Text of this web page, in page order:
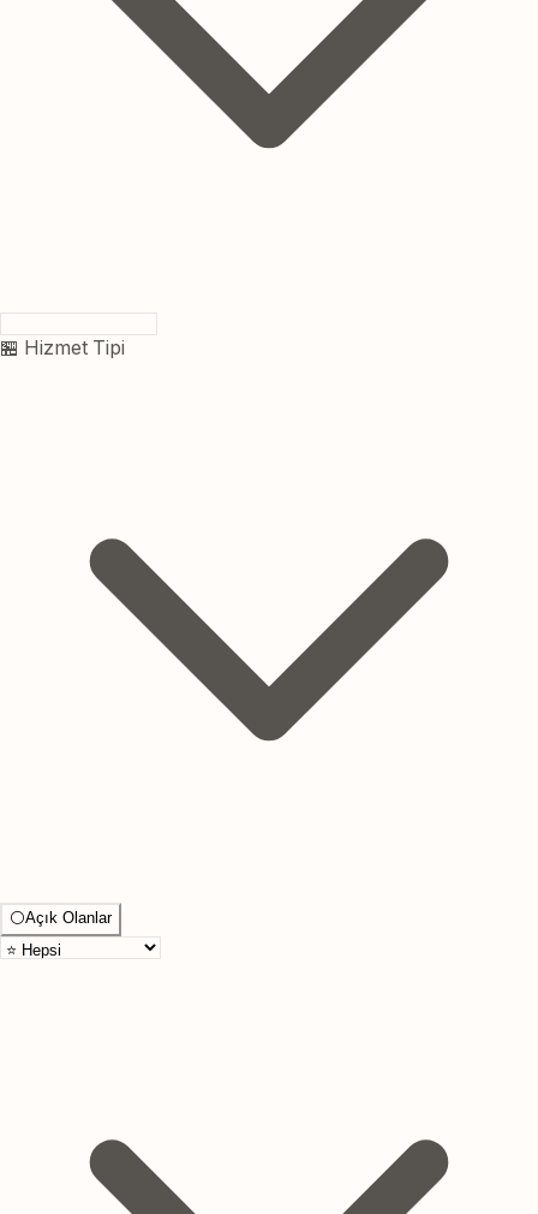
🏪 Hizmet Tipi
⚪Açık Olanlar